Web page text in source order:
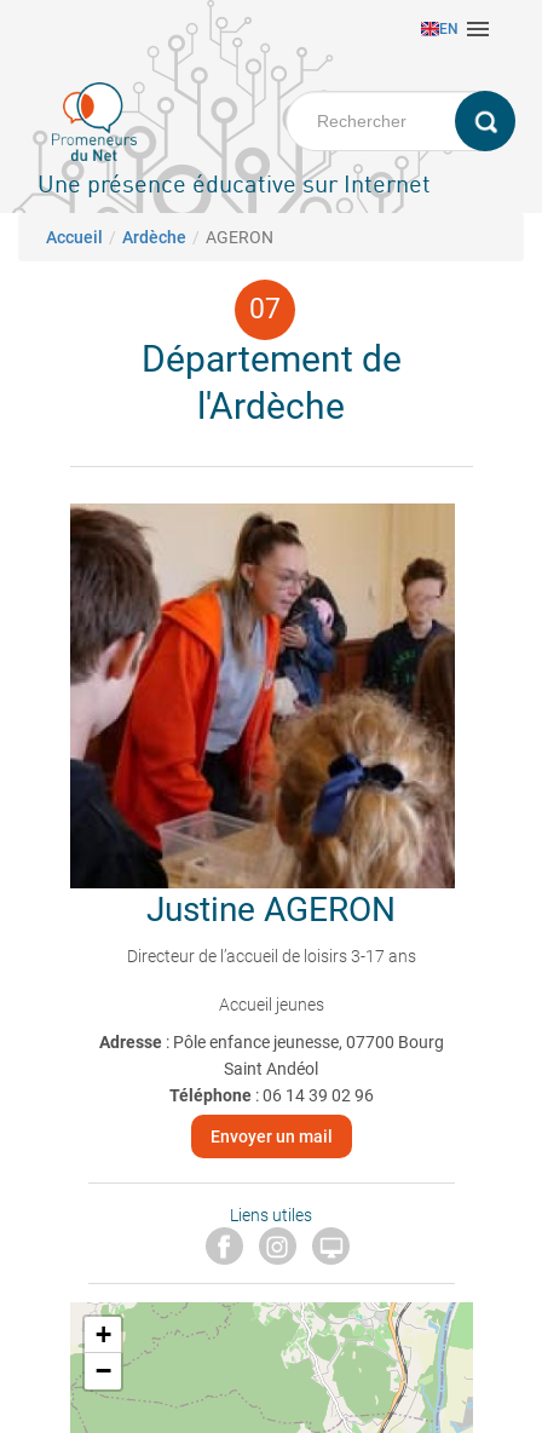
principal
EN 
Une présence éducative sur Internet
Fil d'Ariane
Accueil Ardèche AGERON
Département de
l'Ardèche
Justine AGERON
Directeur de l’accueil de loisirs 3-17 ans
Accueil jeunes
Adresse : Pôle enfance jeunesse, 07700 Bourg
Saint Andéol
Téléphone:06 14 39 02 96
Envoyer un mail
Liens utiles

+
−